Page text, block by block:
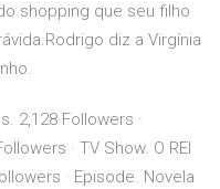
shopping que seu filho
diz a Virgínia
2,128 Followers ·
· TV Show. O REI
· Episode. Novela